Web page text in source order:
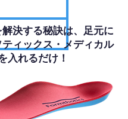
決する秘訣は、足元に
ィックス・メディカル
入れるだけ！